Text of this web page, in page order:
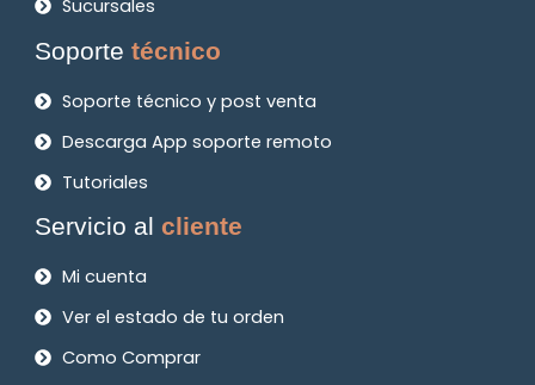
Sucursales
Soportetécnico
Soporte técnico y post venta
Descarga App soporte remoto
Tutoriales
Servicio alcliente
Mi cuenta
Ver el estado de tu orden
Como Comprar